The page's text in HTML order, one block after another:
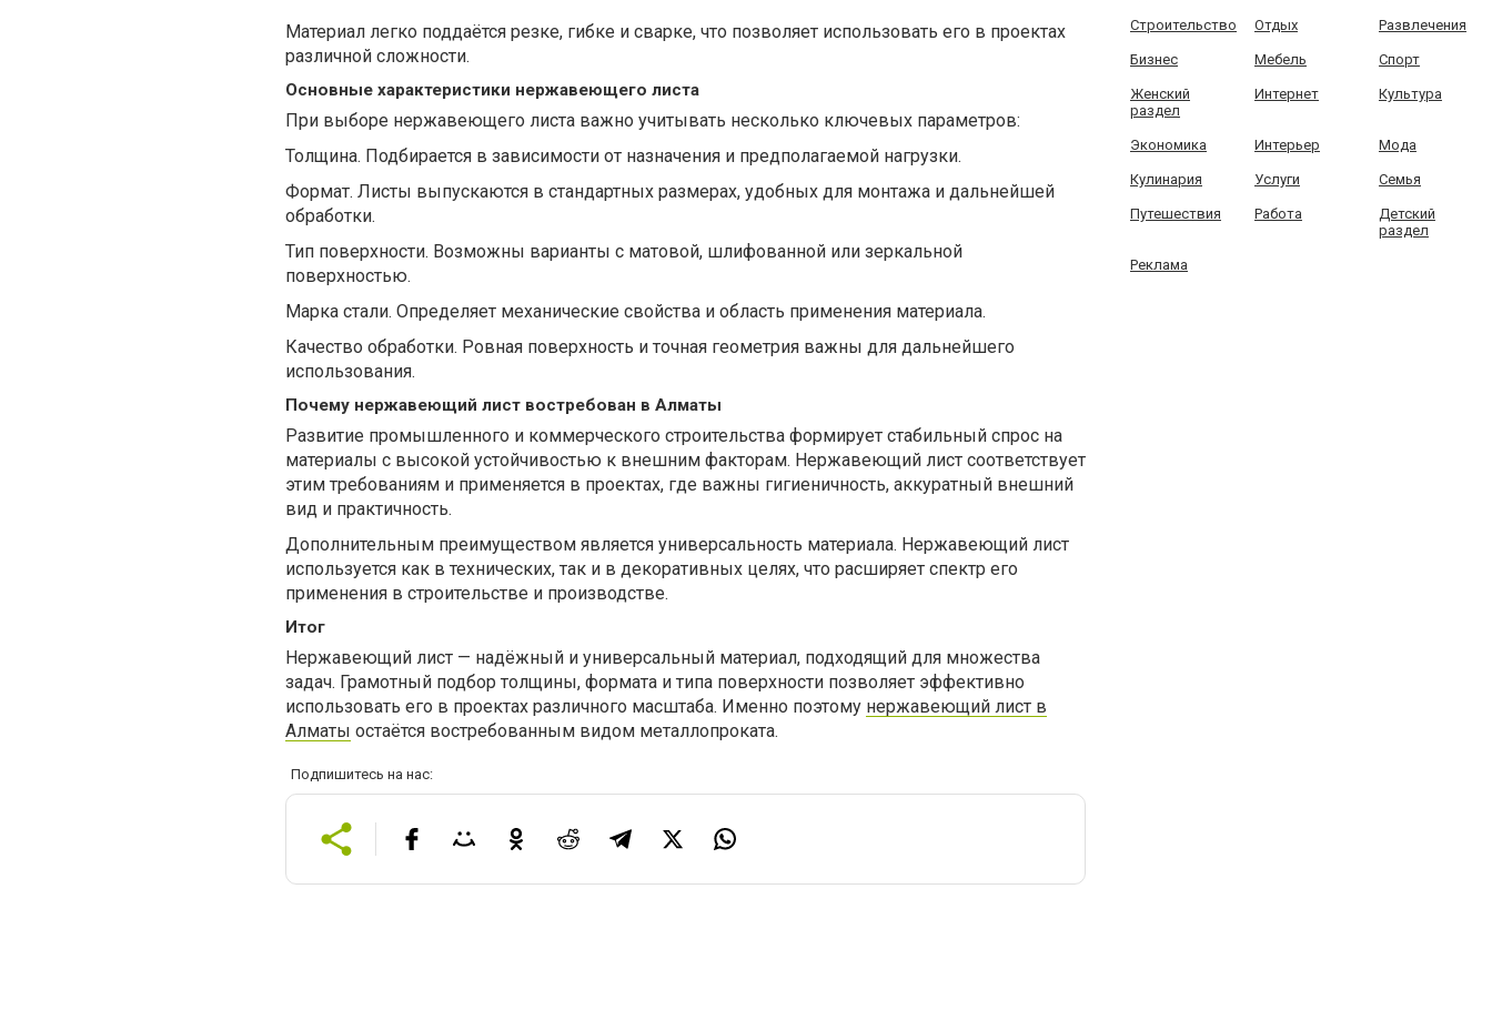
Материал легко поддаётся резке, гибке и сварке, что позволяет использовать его в проектах
различной сложности.
Основные характеристики нержавеющего листа
При выборе нержавеющего листа важно учитывать несколько ключевых параметров:
Толщина. Подбирается в зависимости от назначения и предполагаемой нагрузки.
Формат. Листы выпускаются в стандартных размерах, удобных для монтажа и дальнейшей
обработки.
Тип поверхности. Возможны варианты с матовой, шлифованной или зеркальной
поверхностью.
Марка стали. Определяет механические свойства и область применения материала.
Качество обработки. Ровная поверхность и точная геометрия важны для дальнейшего
использования.
Почему нержавеющий лист востребован в Алматы
Развитие промышленного и коммерческого строительства формирует стабильный спрос на
материалы с высокой устойчивостью к внешним факторам. Нержавеющий лист соответствует
этим требованиям и применяется в проектах, где важны гигиеничность, аккуратный внешний
вид и практичность.
Дополнительным преимуществом является универсальность материала. Нержавеющий лист
используется как в технических, так и в декоративных целях, что расширяет спектр его
применения в строительстве и производстве.
Итог
Нержавеющий лист — надёжный и универсальный материал, подходящий для множества
задач. Грамотный подбор толщины, формата и типа поверхности позволяет эффективно
использовать его в проектах различного масштаба. Именно поэтому нержавеющий лист в
Алматы остаётся востребованным видом металлопроката.
Подпишитесь на нас:
Строительство Отдых Развлечения
Бизнес Мебель Спорт
Женский
раздел
Интернет Культура
Экономика Интерьер Мода
Кулинария Услуги Семья
Путешествия Работа
Детский
раздел
Реклама